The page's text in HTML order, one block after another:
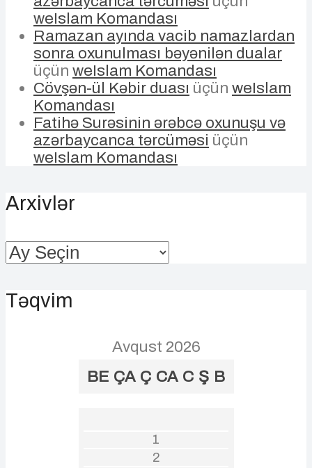
weIslam Komandası
Ramazan ayında vacib namazlardan
sonra oxunulması bəyənilən dualar
üçün weIslam Komandası
Cövşən-ül Kəbir duası üçün weIslam
Komandası
Fatihə Surəsinin ərəbcə oxunuşu və
azərbaycanca tərcüməsi üçün
weIslam Komandası
Arxivlər
Arxivlər
Təqvim
Avqust 2026
BE ÇA Ç CA C Ş B
1
2